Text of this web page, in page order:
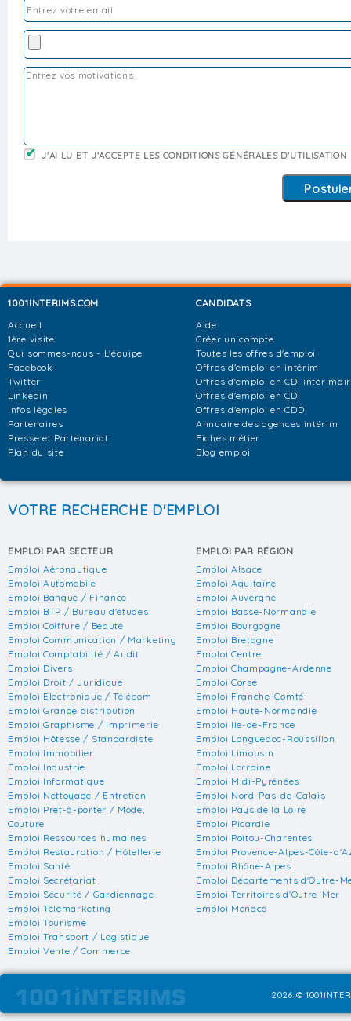
J'AI LU ET J'ACCEPTE LES CONDITIONS GÉNÉRALES D'UTILISATION
1001INTERIMS.COM
Accueil
1ère visite
Qui sommes-nous - L'équipe
Facebook
Twitter
Linkedin
Infos légales
Partenaires
Presse et Partenariat
Plan du site
CANDIDATS
Aide
Créer un compte
Toutes les offres d'emploi
Offres d'emploi en intérim
Offres d'emploi en CDI
Offres d'emploi en CDI
Offres d'emploi en CDD
Annuaire des agences intérim
Fiches métier
Blog emploi
VOTRE RECHERCHE D'EMPLOI
EMPLOI PAR SECTEUR
Emploi Aéronautique
Emploi Automobile
Emploi Banque / Finance
Emploi BTP / Bureau d'études
Emploi Coiffure / Beauté
Emploi Communication / Marketing
Emploi Comptabilité / Audit
Emploi Divers
Emploi Droit / Juridique
Emploi Electronique / Télécom
Emploi Grande distribution
Emploi Graphisme / Imprimerie
Emploi Hôtesse / Standardiste
Emploi Immobilier
Emploi Industrie
Emploi Informatique
Emploi Nettoyage / Entretien
Emploi Prêt-à-porter / Mode,
Couture
Emploi Ressources humaines
Emploi Restauration / Hôtellerie
Emploi Santé
Emploi Secrétariat
Emploi Sécurité / Gardiennage
Emploi Télémarketing
Emploi Tourisme
Emploi Transport / Logistique
Emploi Vente / Commerce
EMPLOI PAR RÉGION
Emploi Alsace
Emploi Aquitaine
Emploi Auvergne
Emploi Basse-Normandie
Emploi Bourgogne
Emploi Bretagne
Emploi Centre
Emploi Champagne-Ardenne
Emploi Corse
Emploi Franche-Comté
Emploi Haute-Normandie
Emploi Ile-de-France
Emploi Languedoc-Roussillon
Emploi Limousin
Emploi Lorraine
Emploi Midi-Pyrénées
Emploi Nord-Pas-de-Calais
Emploi Pays de la Loire
Emploi Picardie
Emploi Poitou-Charentes
Emploi Provence-Alpes-Côte-
Emploi Rhône-Alpes
Emploi Départements d'Outre-
Emploi Territoires d'Outre-Mer
Emploi Monaco
2026 ©